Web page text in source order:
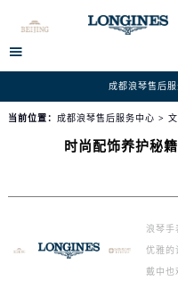

成都浪琴售后
当前位置： 成都浪琴售后服务中心 >
时尚配饰养护秘
浪琴手
优雅的
戴中也